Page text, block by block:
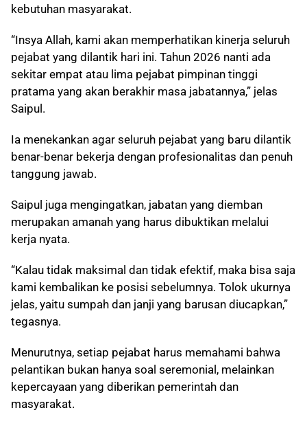
kebutuhan masyarakat.
“Insya Allah, kami akan memperhatikan kinerja seluruh
pejabat yang dilantik hari ini. Tahun 2026 nanti ada
sekitar empat atau lima pejabat pimpinan tinggi
pratama yang akan berakhir masa jabatannya,” jelas
Saipul.
Ia menekankan agar seluruh pejabat yang baru dilantik
benar-benar bekerja dengan profesionalitas dan penuh
tanggung jawab.
Saipul juga mengingatkan, jabatan yang diemban
merupakan amanah yang harus dibuktikan melalui
kerja nyata.
“Kalau tidak maksimal dan tidak efektif, maka bisa saja
kami kembalikan ke posisi sebelumnya. Tolok ukurnya
jelas, yaitu sumpah dan janji yang barusan diucapkan,”
tegasnya.
Menurutnya, setiap pejabat harus memahami bahwa
pelantikan bukan hanya soal seremonial, melainkan
kepercayaan yang diberikan pemerintah dan
masyarakat.